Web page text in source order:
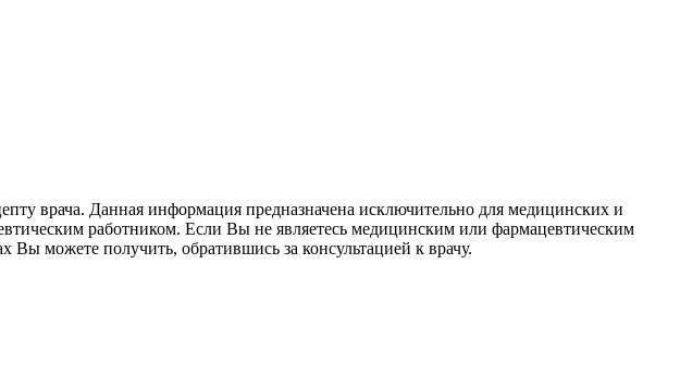
врача. Данная информация предназначена исключительно для медицинских и
работником. Если Вы не являетесь медицинским или фармацевтическим
можете получить, обратившись за консультацией к врачу.